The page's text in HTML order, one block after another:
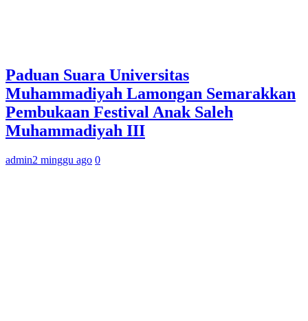
Paduan Suara Universitas
Muhammadiyah Lamongan Semarakkan
Pembukaan Festival Anak Saleh
Muhammadiyah III
admin2 minggu ago 0